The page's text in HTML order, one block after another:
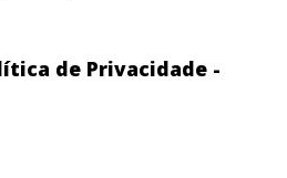
de Privacidade -